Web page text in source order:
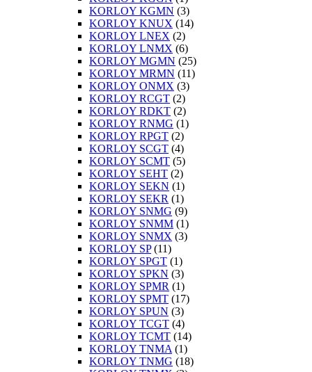
KORLOY KGMN (3)
KORLOY KNUX (14)
KORLOY LNEX (2)
KORLOY LNMX (6)
KORLOY MGMN (25)
KORLOY MRMN (11)
KORLOY ONMX (3)
KORLOY RCGT (2)
KORLOY RDKT (2)
KORLOY RNMG (1)
KORLOY RPGT (2)
KORLOY SCGT (4)
KORLOY SCMT (5)
KORLOY SEHT (2)
KORLOY SEKN (1)
KORLOY SEKR (1)
KORLOY SNMG (9)
KORLOY SNMM (1)
KORLOY SNMX (3)
KORLOY SP(11)
KORLOY SPGT (1)
KORLOY SPKN (3)
KORLOY SPMR (1)
KORLOY SPMT (17)
KORLOY SPUN (3)
KORLOY TCGT (4)
KORLOY TCMT (14)
KORLOY TNMA (1)
KORLOY TNMG (18)